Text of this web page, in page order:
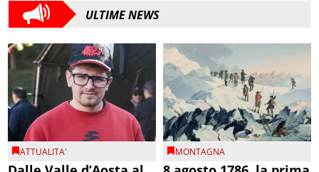
ULTIME NEWS
ATTUALITA' MONTAGNA